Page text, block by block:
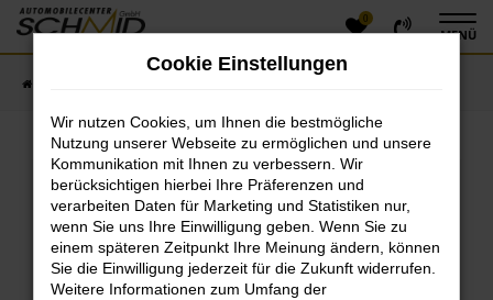
Zum
Hauptinhalt
0
MENÜ
Fehler: Network Error
Beim Laden ist ein Fehler aufgetreten.
Hier sind ein paar Tipps, die dir helfen können:
Überprüfe deine Firewall und deine
Cookie Einstellungen
Wir nutzen Cookies, um Ihnen die bestmögliche
Nutzung unserer Webseite zu ermöglichen und unsere
Kommunikation mit Ihnen zu verbessern. Wir
berücksichtigen hierbei Ihre Präferenzen und
verarbeiten Daten für Marketing und Statistiken nur,
wenn Sie uns Ihre Einwilligung geben. Wenn Sie zu
einem späteren Zeitpunkt Ihre Meinung ändern, können
Sie die Einwilligung jederzeit für die Zukunft widerrufen.
Weitere Informationen zum Umfang der